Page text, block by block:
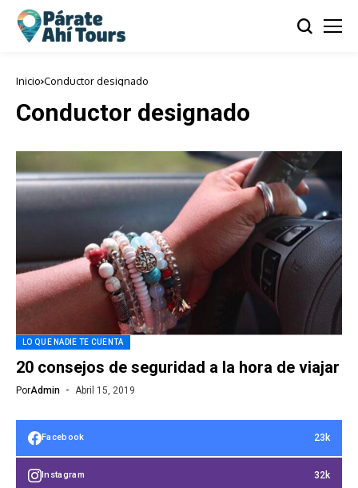
Inicio Conductor designado
Conductor designado
LO QUE NADIE TE CUENTA
20 consejos de seguridad a la hora de viajar
PorAdmin Abril 15, 2019
Facebook 23k
Instagram 32k